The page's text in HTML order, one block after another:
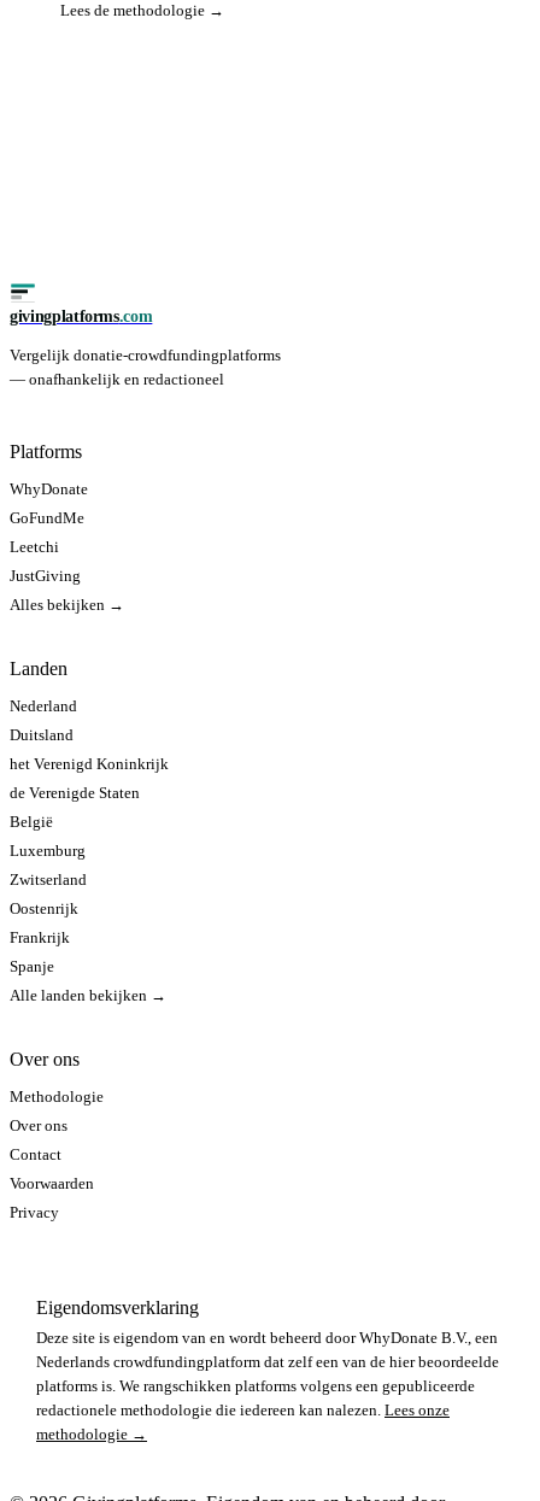
Lees de methodologie →
givingplatforms.com
Vergelijk donatie-crowdfundingplatforms
— onafhankelijk en redactioneel
Platforms
WhyDonate
GoFundMe
Leetchi
JustGiving
Alles bekijken →
Landen
Nederland
Duitsland
het Verenigd Koninkrijk
de Verenigde Staten
België
Luxemburg
Zwitserland
Oostenrijk
Frankrijk
Spanje
Alle landen bekijken →
Over ons
Methodologie
Over ons
Contact
Voorwaarden
Privacy
Eigendomsverklaring
Deze site is eigendom van en wordt beheerd door WhyDonate B.V., een
Nederlands crowdfundingplatform dat zelf een van de hier beoordeelde
platforms is. We rangschikken platforms volgens een gepubliceerde
redactionele methodologie die iedereen kan nalezen. Lees onze
methodologie →